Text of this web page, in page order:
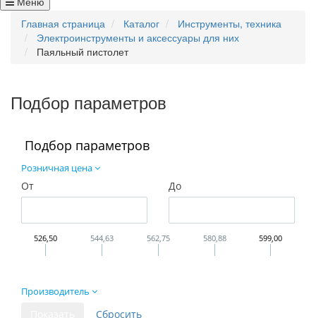
Главная страница
Каталог
Инструменты, техника
Электроинструменты и аксессуары для них
Паяльный пистолет
Подбор параметров
Подбор параметров
Розничная цена
От До
526,50 544,63 562,75 580,88 599,00
Производитель